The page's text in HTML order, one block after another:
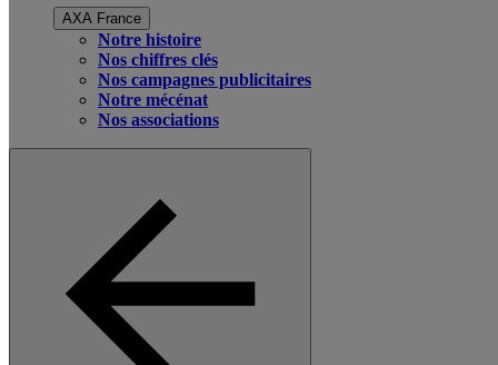
AXA France
Notre histoire
Nos chiffres clés
Nos campagnes publicitaires
Notre mécénat
Nos associations